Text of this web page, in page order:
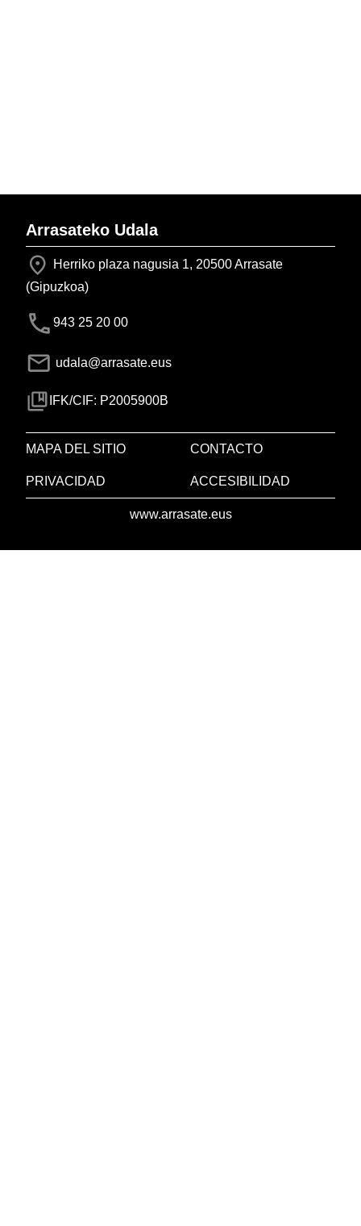
Arrasateko Udala
Herriko plaza nagusia 1, 20500 Arrasate
(Gipuzkoa)
943 25 20 00
udala@arrasate.eus
IFK/CIF: P2005900B
MAPA DEL SITIO CONTACTO
PRIVACIDAD ACCESIBILIDAD
www.arrasate.eus